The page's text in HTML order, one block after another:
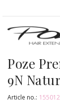
Poze
9N
Article no.: 155012